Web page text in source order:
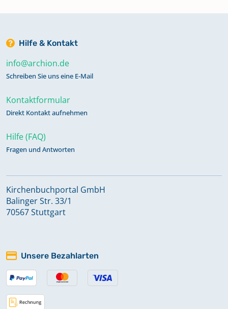
Hilfe & Kontakt
info@archion.de
Schreiben Sie uns eine E-Mail
Kontaktformular
Direkt Kontakt aufnehmen
Hilfe (FAQ)
Fragen und Antworten
Kirchenbuchportal GmbH
Balinger Str. 33/1
70567 Stuttgart
Unsere Bezahlarten